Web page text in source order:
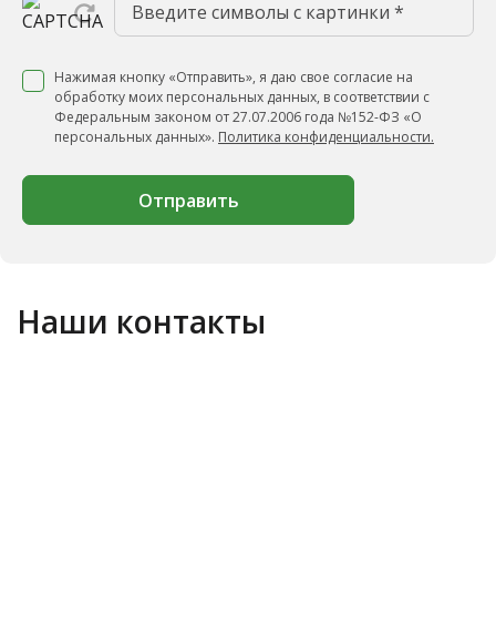
Нажимая кнопку «Отправить», я даю свое согласие на
обработку моих персональных данных, в соответствии с
Федеральным законом от 27.07.2006 года №152-ФЗ «О
персональных данных». Политика конфиденциальности.
Отправить
Наши контакты